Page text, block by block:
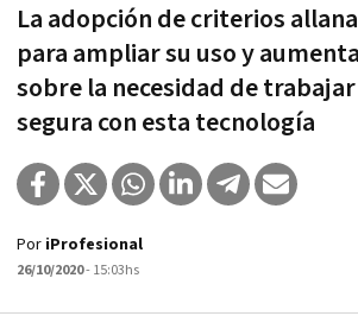
La adopción de criterios
para ampliar su uso y
sobre la necesidad de
segura con esta tecnología
Por iProfesional
26/10/2020- 15:03hs